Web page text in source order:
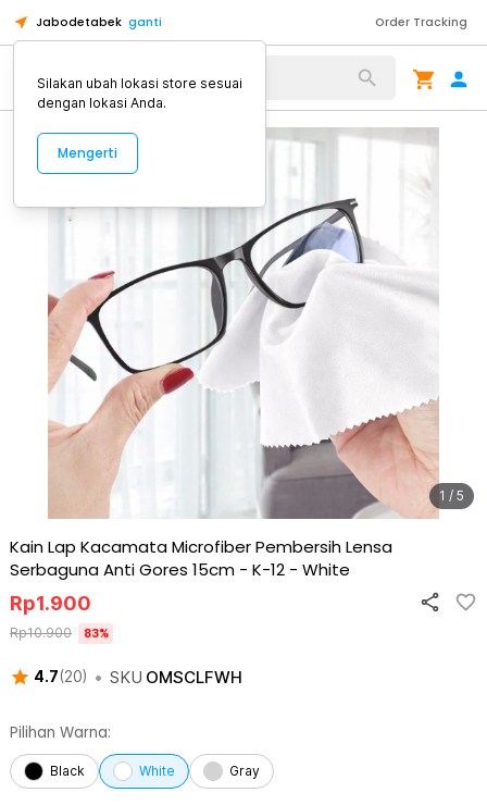
Jabodetabek ganti Order Tracking
Alat Kopi
1 / 5
Kain Lap Kacamata Microfiber Pembersih Lensa
Serbaguna Anti Gores 15cm - K-12 - White
4.7(20) • SKU OMSCLFWH
Rp1.900
Rp10.900 83%
Pilihan Warna:
Black White Gray
Silakan ubah lokasi store sesuai
dengan lokasi Anda.
Mengerti